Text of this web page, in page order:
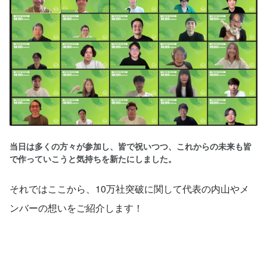
当日は多くの方々が参加し、皆で祝いつつ、これからの未来も皆
で作っていこうと気持ちを新たにしました。
それではここから、10万社突破に関して代表の内山やメ
ンバーの想いをご紹介します！